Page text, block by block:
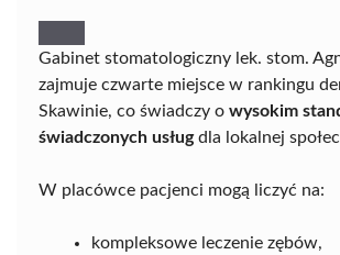
Gabinet stomatologiczny lek. stom.
zajmuje czwarte miejsce w rankingu
Skawinie, co świadczy o wysokim
świadczonych usługdla lokalnej
W placówce pacjenci mogą liczyć na:
kompleksowe leczenie zębów,